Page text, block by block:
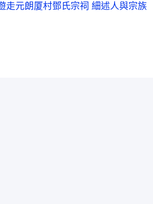
走元朗厦村鄧氏宗祠 細述人與宗族